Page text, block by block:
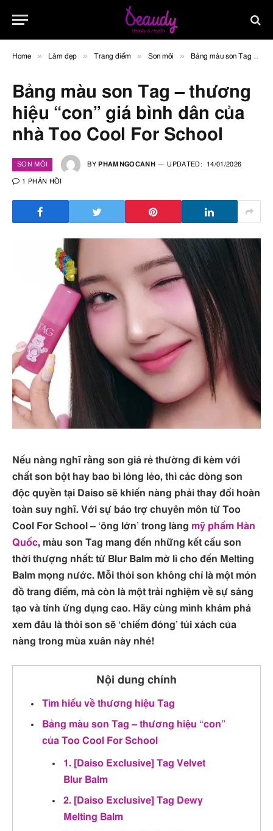
Home » Làm đẹp » Trang điểm » Son môi » Bảng màu son Tag – thương hiệu “con” giá bình dân của nhà Too Cool For School
Bảng màu son Tag – thương
hiệu “con” giá bình dân của
nhà Too Cool For School
SON MÔI BY PHAMNGOCANH UPDATED: 14/01/2026
1 PHẢN HỒI
Nếu nàng nghĩ rằng son giá rẻ thường đi kèm với
chất son bột hay bao bì lỏng lẻo, thì các dòng son
độc quyền tại Daiso sẽ khiến nàng phải thay đổi hoàn
toàn suy nghĩ. Với sự bảo trợ chuyên môn từ Too
Cool For School – ‘ông lớn’ trong làng mỹ phẩm Hàn
Quốc, màu son Tag mang đến những kết cấu son
thời thượng nhất: từ Blur Balm mờ lì cho đến Melting
Balm mọng nước. Mỗi thỏi son không chỉ là một món
đồ trang điểm, mà còn là một trải nghiệm về sự sáng
tạo và tính ứng dụng cao. Hãy cùng mình khám phá
xem đâu là thỏi son sẽ ‘chiếm đóng’ túi xách của
nàng trong mùa xuân này nhé!
Nội dung chính
Tìm hiểu về thương hiệu Tag
Bảng màu son Tag – thương hiệu “con”
của Too Cool For School
1. [Daiso Exclusive] Tag Velvet
Blur Balm
2. [Daiso Exclusive] Tag Dewy
Melting Balm